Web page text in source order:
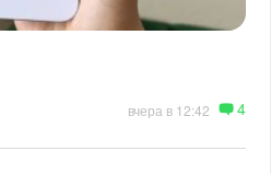
вчера в 12:42 4